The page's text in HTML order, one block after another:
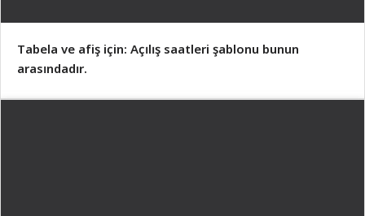
Tabela ve afiş için: Açılış saatleri şablonu bunun
arasındadır.